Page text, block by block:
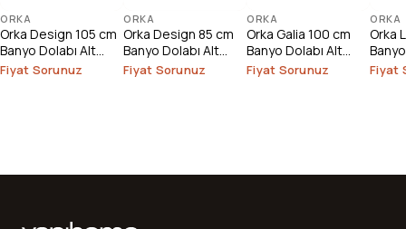
ORKA
Orka Design 105 cm
Banyo Dolabı Alt
Modülü
Fiyat Sorunuz
ORKA
Orka Design 85 cm
Banyo Dolabı Alt
Modülü
Fiyat Sorunuz
ORKA
Orka Galia 100 cm
Banyo Dolabı Alt
Modülü
Fiyat Sorunuz
ORKA
Orka
Fiyat